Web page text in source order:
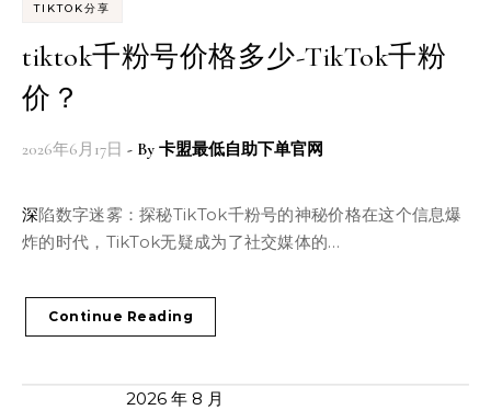
TIKTOK分享
tiktok千粉号价格多少-TikTok千粉
价？
2026年6月17日 - By 卡盟最低自助下单官网
深陷数字迷雾：探秘TikTok千粉号的神秘价格在这个信息爆
炸的时代，TikTok无疑成为了社交媒体的…
Continue Reading
2026 年 8 月